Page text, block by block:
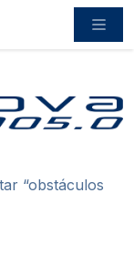
“obstáculos